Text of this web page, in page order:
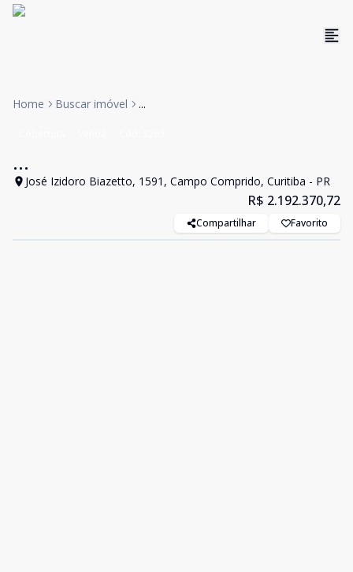
Home Buscar imóvel ...
...
José Izidoro Biazetto, 1591, Campo Comprido, Curitiba - PR
R$ 2.192.370,72
Compartilhar Favorito